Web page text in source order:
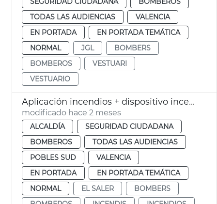
TODAS LAS AUDIENCIAS
VALENCIA
EN PORTADA
EN PORTADA TEMÁTICA
NORMAL
JGL
BOMBERS
BOMBEROS
VESTUARI
VESTUARIO
Aplicación incendios + dispositivo incendios 2026 València
modificado hace 2 meses
ALCALDÍA
SEGURIDAD CIUDADANA
BOMBEROS
TODAS LAS AUDIENCIAS
POBLES SUD
VALENCIA
EN PORTADA
EN PORTADA TEMÁTICA
NORMAL
EL SALER
BOMBERS